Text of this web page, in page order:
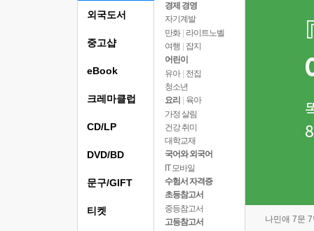
경제 경영
자기계발
만화 | 라이트노벨
여행
잡지
어린이
유아 | 전집
청소년
요리
육아
가정 살림
건강 취미
대학교재
국어와 외국어
IT 모바일
수험서 자격증
초등참고서
중등참고서
고등참고서
나민애 7문
외국도서
중고샵
eBook
크레마클럽
CD/LP
DVD/BD
문구/GIFT
티켓